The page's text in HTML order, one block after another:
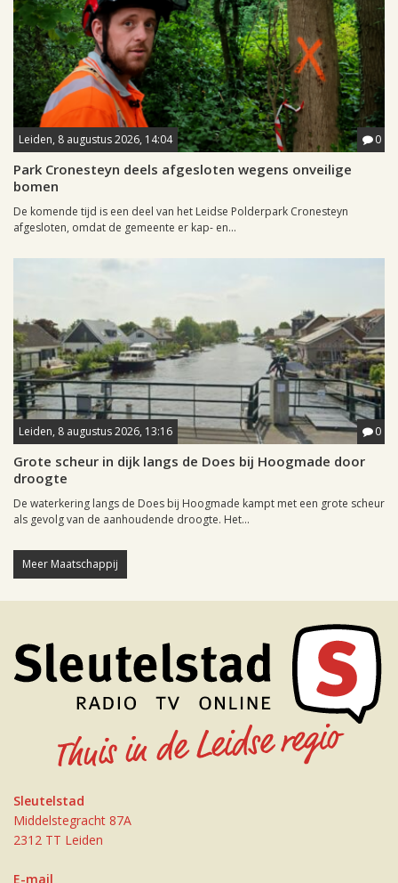
Leiden, 8 augustus 2026, 14:04 0
Park Cronesteyn deels afgesloten wegens onveilige
bomen
De komende tijd is een deel van het Leidse Polderpark Cronesteyn
afgesloten, omdat de gemeente er kap- en...
Leiden, 8 augustus 2026, 13:16 0
Grote scheur in dijk langs de Does bij Hoogmade door
droogte
De waterkering langs de Does bij Hoogmade kampt met een grote scheur
als gevolg van de aanhoudende droogte. Het...
Meer Maatschappij
Sleutelstad
Middelstegracht 87A
2312 TT Leiden
E-mail